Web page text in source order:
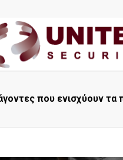
που ενισχύουν τα